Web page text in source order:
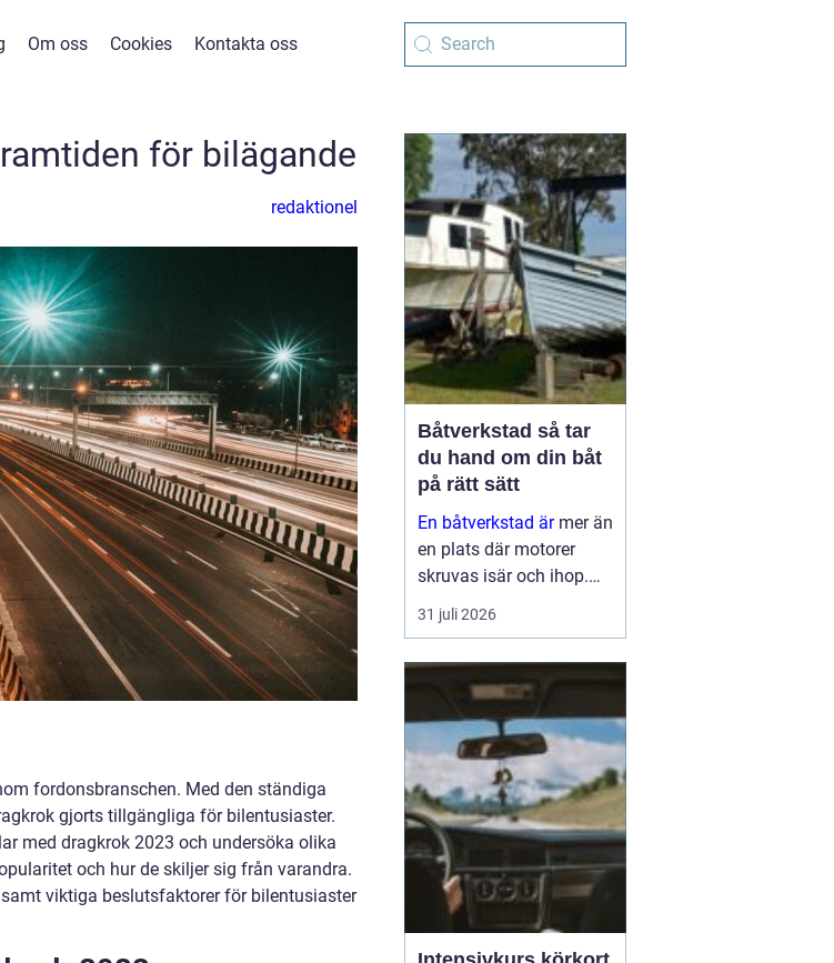
Om oss Cookies Kontakta oss
för bilägande
redaktionel
fordonsbranschen. Med den ständiga
gjorts tillgängliga för bilentusiaster.
med dragkrok 2023 och undersöka olika
och hur de skiljer sig från varandra.
viktiga beslutsfaktorer för bilentusiaster
Båtverkstad så tar
du hand om din båt
på rätt sätt
En båtverkstad ärmer än
en plats där motorer
skruvas isär och ihop.
För många båtägare är
verkstaden en trygghet
en problemfri säsong på
vattnet och oväntade
haverier mitt i
högsomm...
31 juli 2026